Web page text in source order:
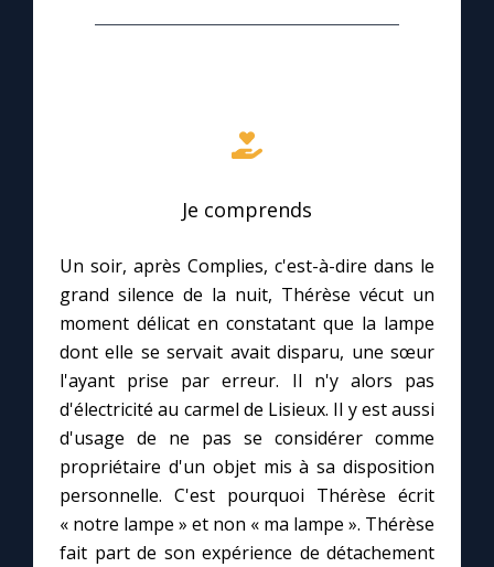
Je comprends
Un soir, après Complies, c'est-à-dire dans le
grand silence de la nuit, Thérèse vécut un
moment délicat en constatant que la lampe
dont elle se servait avait disparu, une sœur
l'ayant prise par erreur. Il n'y alors pas
d'électricité au carmel de Lisieux. Il y est aussi
d'usage de ne pas se considérer comme
propriétaire d'un objet mis à sa disposition
personnelle. C'est pourquoi Thérèse écrit
« notre lampe » et non « ma lampe ». Thérèse
fait part de son expérience de détachement